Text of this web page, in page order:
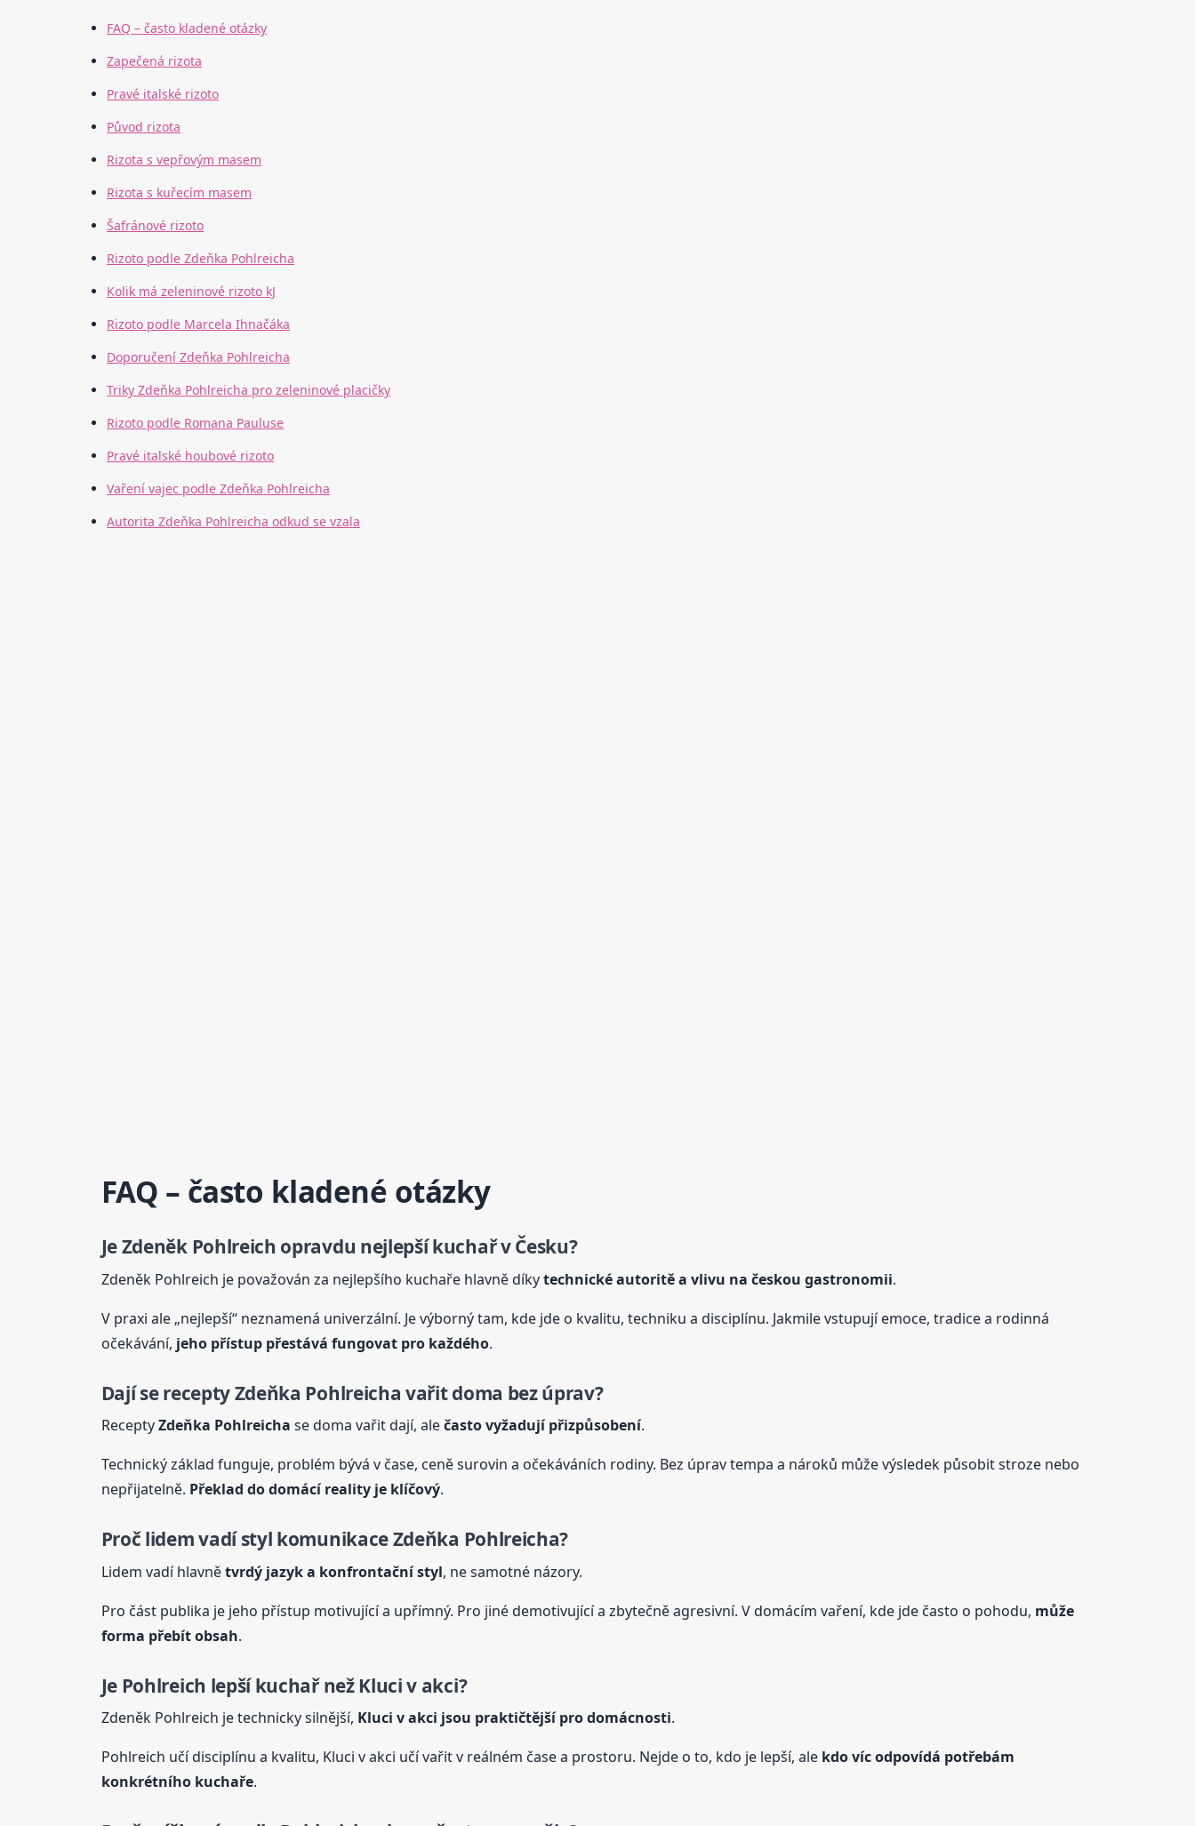
FAQ – často kladené otázky
Zapečená rizota
Pravé italské rizoto
Původ rizota
Rizota s vepřovým masem
Rizota s kuřecím masem
Šafránové rizoto
Rizoto podle Zdeňka Pohlreicha
Kolik má zeleninové rizoto kJ
Rizoto podle Marcela Ihnačáka
Doporučení Zdeňka Pohlreicha
Triky Zdeňka Pohlreicha pro zeleninové placičky
Rizoto podle Romana Pauluse
Pravé italské houbové rizoto
Vaření vajec podle Zdeňka Pohlreicha
Autorita Zdeňka Pohlreicha odkud se vzala
FAQ – často kladené otázky
Je Zdeněk Pohlreich opravdu nejlepší kuchař v Česku?
Zdeněk Pohlreich je považován za nejlepšího kuchaře hlavně díkytechnické autoritě a vlivu na českou gastronomii.
V praxi ale „nejlepší“ neznamená univerzální. Je výborný tam, kde jde o kvalitu, techniku a disciplínu. Jakmile vstupují emoce, tradice a rodinná
očekávání, jeho přístup přestává fungovat pro každého.
Dají se receptyZdeňka Pohlreicha vařit doma bez úprav?
ReceptyZdeňka Pohlreicha se doma vařit dají, alečasto vyžadují přizpůsobení.
Technický základ funguje, problém bývá v čase, ceně surovin a očekáváních rodiny. Bez úprav tempa a nároků může výsledek působit stroze nebo
nepřijatelně. Překlad do domácí reality je klíčový.
Proč lidem vadí styl komunikaceZdeňka Pohlreicha?
Lidem vadí hlavnětvrdý jazyk a konfrontační styl, ne samotné názory.
Pro část publika je jeho přístup motivující a upřímný. Pro jiné demotivující a zbytečně agresivní. V domácím vaření, kde jde často o pohodu, může
forma přebít obsah.
Je Pohlreich lepší kuchař než Kluci v akci?
Zdeněk Pohlreich je technicky silnější, Kluci v akci jsou praktičtější pro domácnosti.
Pohlreich učí disciplínu a kvalitu, Kluci v akci učí vařit v reálném čase a prostoru. Nejde o to, kdo je lepší, ale kdo víc odpovídá potřebám
konkrétního kuchaře.